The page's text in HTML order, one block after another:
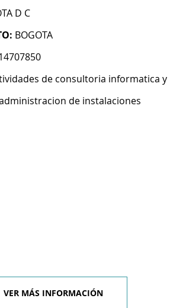
D C
BOGOTA
de consultoria informatica y
de instalaciones
VER MÁS INFORMACIÓN